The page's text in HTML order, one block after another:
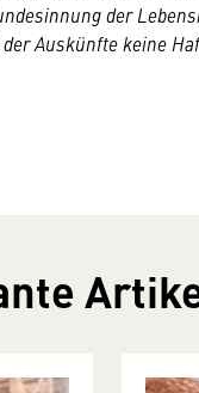
der
Auskünfte keine